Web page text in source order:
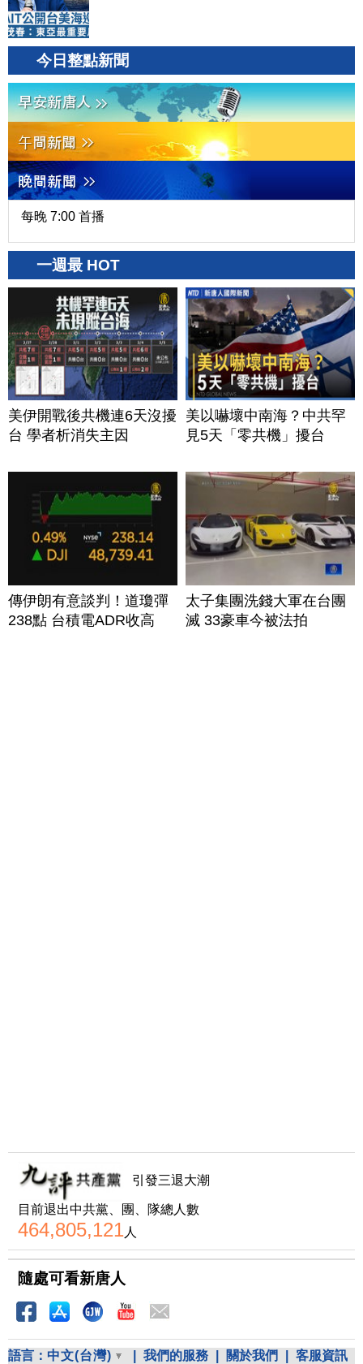
今日整點新聞
每晚 7:00 首播
一週最 HOT
美伊開戰後共機連6天沒擾
台 學者析消失主因
美以嚇壞中南海？中共罕
見5天「零共機」擾台
傳伊朗有意談判！道瓊彈
238點 台積電ADR收高
太子集團洗錢大軍在台團
滅 33豪車今被法拍
引發三退大潮
目前退出中共黨、團、隊總人數
464,805,121人
隨處可看新唐人
語言： 中文(台灣) 我們的服務 關於我們 客服資訊